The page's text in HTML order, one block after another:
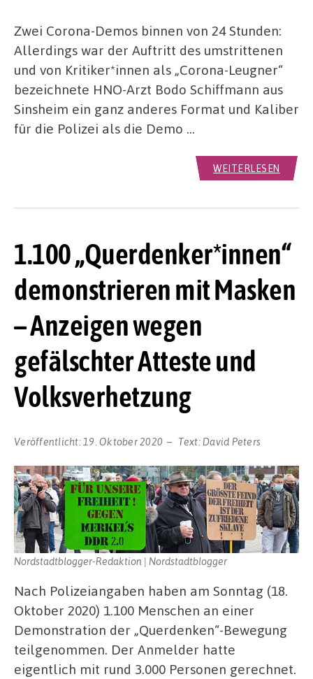
Zwei Corona-Demos binnen von 24 Stunden:
Allerdings war der Auftritt des umstrittenen
und von Kritiker*innen als „Corona-Leugner“
bezeichnete HNO-Arzt Bodo Schiffmann aus
Sinsheim ein ganz anderes Format und Kaliber
für die Polizei als die Demo …
WEITERLESEN
1.100 „Querdenker*innen“
demonstrieren mit Masken
– Anzeigen wegen
gefälschter Atteste und
Volksverhetzung
Veröffentlicht: 19. Oktober 2020 Text:David Peters
Nordstadtblogger-Redaktion | Nordstadtblogger
Nach Polizeiangaben haben am Sonntag (18.
Oktober 2020) 1.100 Menschen an einer
Demonstration der „Querdenken“-Bewegung
teilgenommen. Der Anmelder hatte
eigentlich mit rund 3.000 Personen gerechnet.